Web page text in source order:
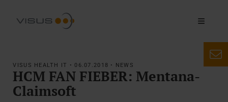
VISUS HEALTH IT • 06.07.2018 • NEWS
HCM FAN FIEBER: Mentana-
Claimsoft